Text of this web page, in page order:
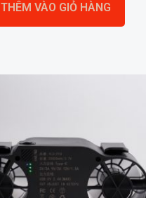
THÊM VÀO GIỎ HÀNG